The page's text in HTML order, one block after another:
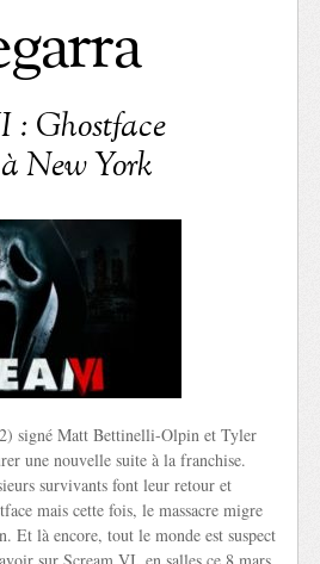
: Ghostface
New York
signé Matt Bettinelli-Olpin et Tyler
une nouvelle suite à la franchise.
survivants font leur retour et
mais cette fois, le massacre migre
Et là encore, tout le monde est suspect